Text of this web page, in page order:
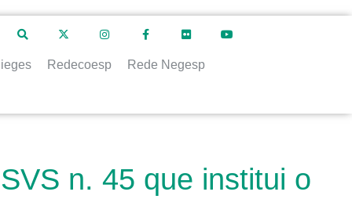
Redecoesp Rede Negesp
n. 45 que institui o